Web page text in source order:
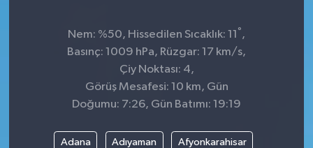
Nem: %50, Hissedilen Sıcaklık: 11 ° ,
Basınç: 1009 hPa, Rüzgar: 17 km/s,
Çiy Noktası: 4,
Görüş Mesafesi: 10 km, Gün
Doğumu: 7:26, Gün Batımı: 19:19
Adana Adıyaman Afyonkarahisar